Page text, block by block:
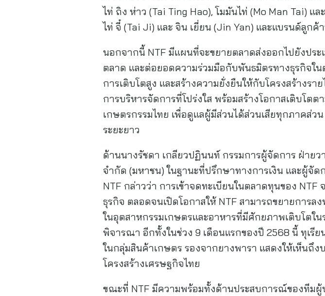
ไท่ ถิง ห่าว (Tai Ting Hao), โมมันไท่ (Mo Man Tai)
ไท่ จี๋ (Tai Ji) และ จิน เยี่ยน (Jin Yan) และแบรนด์ลูกค้
นอกจากนี้ NTF มีแผนที่จะขยายตลาดส่งออกไปยังปร
ตลาด และต่อยอดความร่วมมือกับพันธมิตรทางธุรกิจใ
การเติบโตสูง และสร้างความยั่งยืนให้กับโครงสร้างร
การบริหารจัดการที่โปร่งใส พร้อมสร้างโอกาสเติบโ
เกษตรกรรมไทย เพื่อดูแลผู้มีส่วนได้ส่วนเสียทุกภาคส่
ระยะยาว
ด้านนางรัชดา เกลียวปฏินนท์ กรรมการผู้จัดการ ฝ่าย
จำกัด (มหาชน) ในฐานะที่ปรึกษาทางการเงิน และผู้จั
NTF กล่าวว่า การเข้าจดทะเบียนในตลาดทุนของ NTF
ธุรกิจ ตลอดจนเปิดโอกาสให้ NTF สามารถขยายการล
ในอุตสาหกรรมเกษตรและอาหารที่มีศักยภาพเติบโต
พิจารณา อีกทั้งในช่วง 9 เดือนแรกของปี 2568 นี้ ทุเรี
ในกลุ่มสินค้าเกษตร รองจากยางพารา แสดงให้เห็น
โครงสร้างเศรษฐกิจไทย
ขณะที่ NTF มีความพร้อมทั้งด้านประสบการณ์ของทีมผู้